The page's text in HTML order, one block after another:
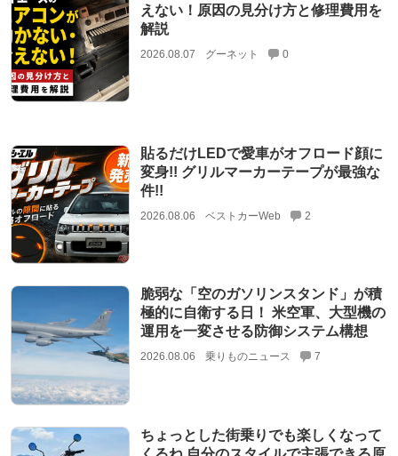
えない！原因の見分け方と修理費用を
解説
2026.08.07 グーネット 0
貼るだけLEDで愛車がオフロード顔に
変身!! グリルマーカーテープが最強な
件!!
2026.08.06 ベストカーWeb 2
脆弱な「空のガソリンスタンド」が積
極的に自衛する日！ 米空軍、大型機の
運用を一変させる防御システム構想
2026.08.06 乗りものニュース 7
ちょっとした街乗りでも楽しくなって